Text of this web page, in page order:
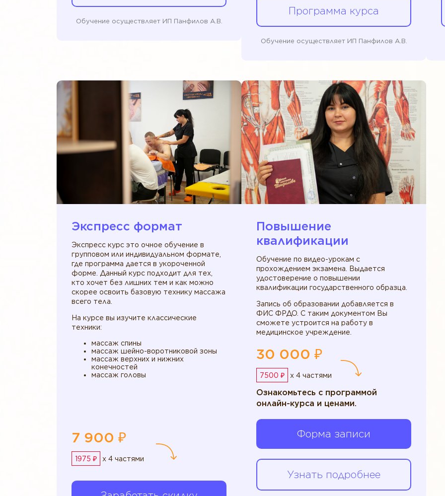
Обучение осуществляет ИП Панфилов А.В.
Программа курса
Обучение осуществляет ИП Панфилов А.В.
Экспресс формат
Экспресс курс это очное обучение в
групповом или индивидуальном формате,
где программа дается в укороченной
форме. Данный курс подходит для тех,
кто хочет без лишних тем и как можно
скорее освоить базовую технику массажа
всего тела.
На курсе вы изучите классические
техники:
массаж спины
массаж шейно-воротниковой зоны
массаж верхних и нижних
конечностей
массаж головы
7 900 ₽
1975 ₽ x 4 частями
Повышение
квалификации
Обучение по видео-урокам с
прохождением экзамена. Выдается
удостоверение о повышении
квалификации государственного образца.
Запись об образовании добавляется в
ФИС ФРДО. С таким документом Вы
сможете устроится на работу в
медицинское учреждение.
30 000 ₽
7500 ₽ x 4 частями
Ознакомьтесь с программой
онлайн-курса и ценами.
Форма записи
Узнать подробнее